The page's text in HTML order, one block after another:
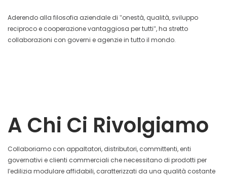
Aderendo alla filosofia aziendale di "onestà, qualità, sviluppo
reciproco e cooperazione vantaggiosa per tutti", ha stretto
collaborazioni con governi e agenzie in tutto il mondo.
A Chi Ci Rivolgiamo
Collaboriamo con appaltatori, distributori, committenti, enti
governativi e clienti commerciali che necessitano di prodotti per
l'edilizia modulare affidabili, caratterizzati da una qualità costante